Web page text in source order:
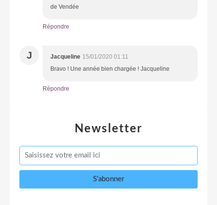
de Vendée
Répondre
J Jacqueline 15/01/2020 01:11
Bravo ! Une année bien chargée ! Jacqueline
Répondre
Newsletter